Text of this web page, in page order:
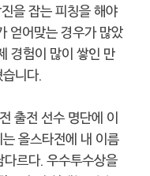
을 잡는 피칭을 해야
얻어맞는 경우가 많았
경험이 많이 쌓인 만
니다.
출전 선수 명단에 이
올스타전에 내 이름
르다. 우수투수상을